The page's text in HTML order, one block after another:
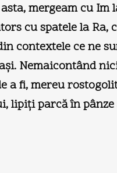
mergeam cu Im
cu spatele la
contextele ce ne
Nemaicontând
a fi, mereu
lipiţi parcă în